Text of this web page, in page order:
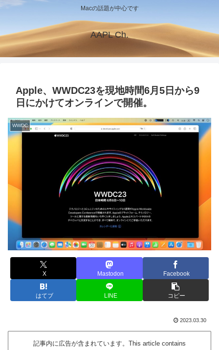
Macの話題が中心です
AAPL Ch.
Apple、WWDC23を現地時間6月5日から9
日にかけてオンラインで開催。
WWDC
X Mastodon Facebook
はてブ LINE コピー
2023.03.30
記事内に広告が含まれています。This article contains